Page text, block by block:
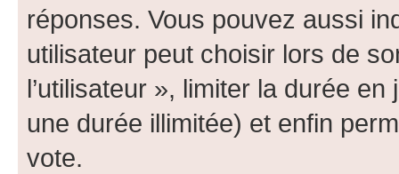
réponses. Vous pouvez aussi
utilisateur peut choisir lors de
l’utilisateur », limiter la durée
une durée illimitée) et enfin
vote.